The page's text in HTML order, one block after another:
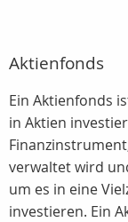
Aktienfonds
Ein Aktienfonds
in Aktien
verwaltet wird
um es in eine
investieren. Ein